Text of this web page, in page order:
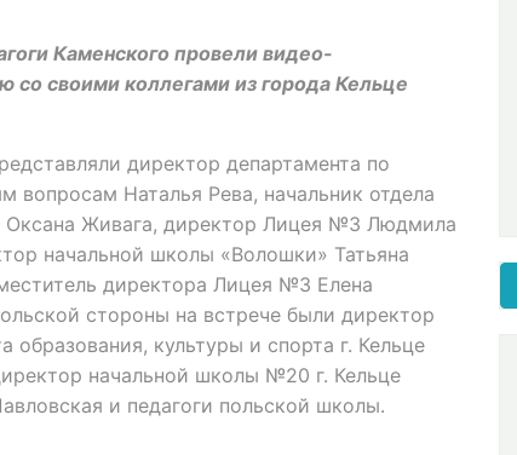
Каменского провели видео-
со своими коллегами из города Кельце
директор департамента по
вопросам Наталья Рева, начальник отдела
Оксана Живага, директор Лицея №3 Людмила
начальной школы «Волошки» Татьяна
директора Лицея №3 Елена
стороны на встрече были директор
образования, культуры и спорта г. Кельце
начальной школы №20 г. Кельце
и педагоги польской школы.